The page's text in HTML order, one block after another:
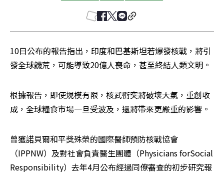
10日公布的報告指出，印度和巴基斯坦若爆發核戰，將引
發全球饑荒，可能導致20億人喪命，甚至終結人類文明。
根據報告，即使規模有限，核武衝突將破壞大氣，重創收
成，全球糧食市場一旦受波及，還將帶來更嚴重的影響。
曾獲諾貝爾和平獎殊榮的國際醫師預防核戰協會
（IPPNW）及對社會負責醫生團體（Physicians forSocial
Responsibility）去年4月公布經過同僚審查的初步研究報